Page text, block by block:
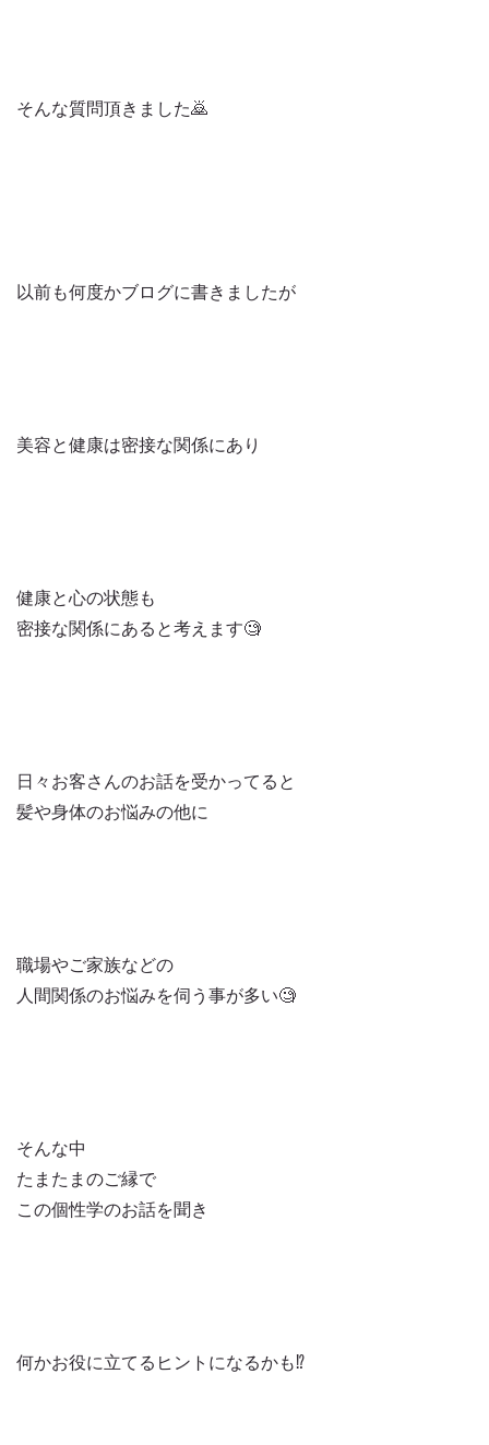
そんな質問頂きました🙇
以前も何度かブログに書きましたが
美容と健康は密接な関係にあり
健康と心の状態も
密接な関係にあると考えます🧐
日々お客さんのお話を受かってると
髪や身体のお悩みの他に
職場やご家族などの
人間関係のお悩みを伺う事が多い🧐
そんな中
たまたまのご縁で
この個性学のお話を聞き
何かお役に立てるヒントになるかも⁉️